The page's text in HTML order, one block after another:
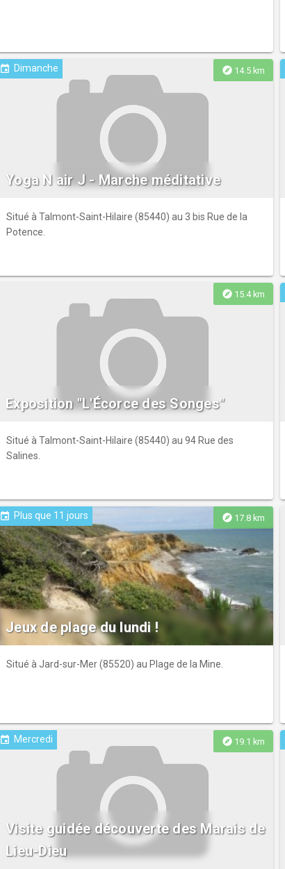
explore 14.5 km
event Dimanche
Yoga N air J - Marche méditative
Situé à Talmont-Saint-Hilaire (85440) au 3 bis Rue de la
Potence.
explore 15.4 km
Exposition "L'Écorce des Songes"
Situé à Talmont-Saint-Hilaire (85440) au 94 Rue des
Salines.
explore 17.8 km
event Plus que 11 jours
Jeux de plage du lundi !
Situé à Jard-sur-Mer (85520) au Plage de la Mine.
explore 19.1 km
event Mercredi
Visite guidée découverte des Marais de
Lieu-Dieu